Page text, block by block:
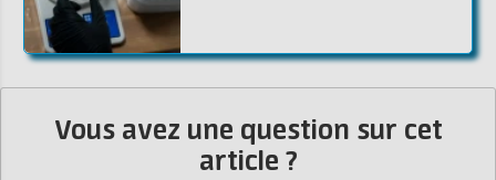
Vous avez une question sur cet
article ?